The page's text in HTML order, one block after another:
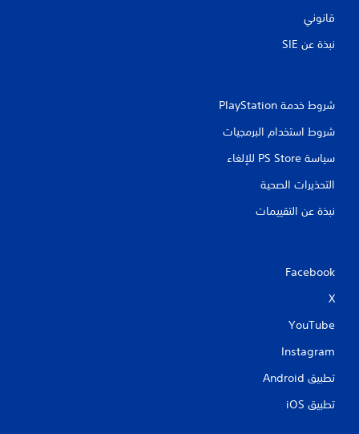
قانوني
نبذة عن SIE‏
شروط خدمة PlayStation‏
شروط استخدام البرمجيات
سياسة PS Store للإلغاء
التحذيرات الصحية
نبذة عن التقييمات
Facebook
X
YouTube
Instagram
تطبيق Android‏
تطبيق iOS‏